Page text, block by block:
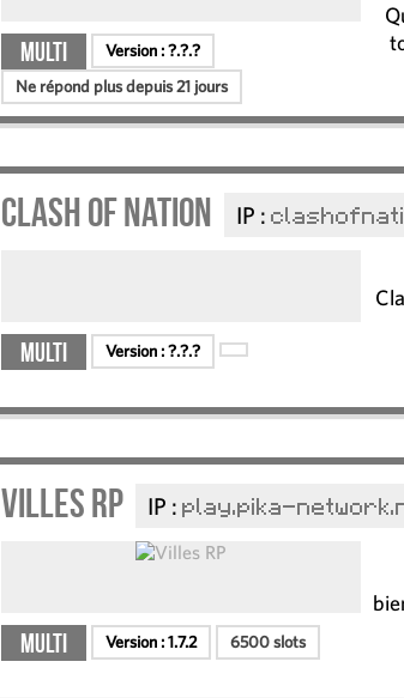
Multi Version :?.?.?
Ne répond plus depuis 21 jours
clash of nation IP :
Multi Version :?.?.?
Villes RP IP : play.pika-
Multi Version :1.7.2 6500 slots